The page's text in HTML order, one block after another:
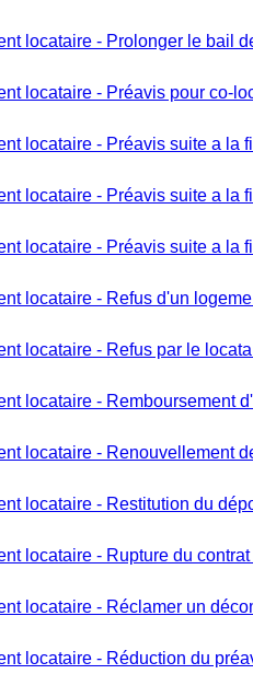
locataire - Prolonger le bail
locataire - Préavis pour co-
locataire - Préavis suite a la
locataire - Préavis suite a la
locataire - Préavis suite a la
locataire - Refus d'un
locataire - Refus par le
locataire - Remboursement
locataire - Renouvellement
locataire - Restitution du
locataire - Rupture du
locataire - Réclamer un
locataire - Réduction du